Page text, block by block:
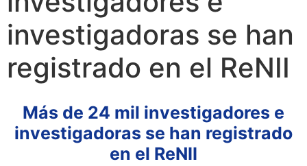
investigadoras se han
registrado en el ReNII
Más de 24 mil investigadores e
investigadoras se han registrado
en el ReNII